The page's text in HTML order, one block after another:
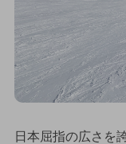
日本屈指の広さを